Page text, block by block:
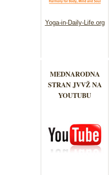
Yoga-in-Daily-Life.org
MEDNARODNA
STRAN JVVŽ NA
YOUTUBU